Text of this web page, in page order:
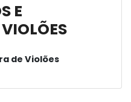
E
de Violões